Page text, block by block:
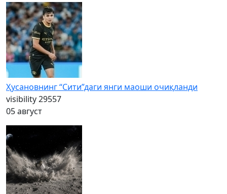
Ҳусановнинг “Сити”даги янги маоши очиқланди
visibility29557
05 август